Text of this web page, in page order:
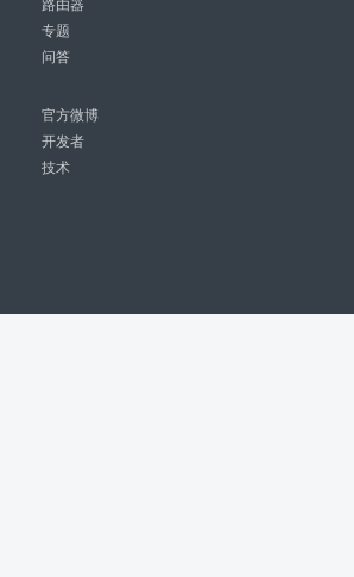
路由器
专题
问答
官方微博
开发者
技术